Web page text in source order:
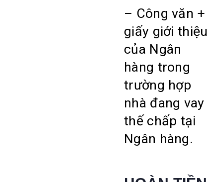
– Công văn +
giấy giới thiệu
của Ngân
hàng trong
trường hợp
nhà đang vay
thế chấp tại
Ngân hàng.